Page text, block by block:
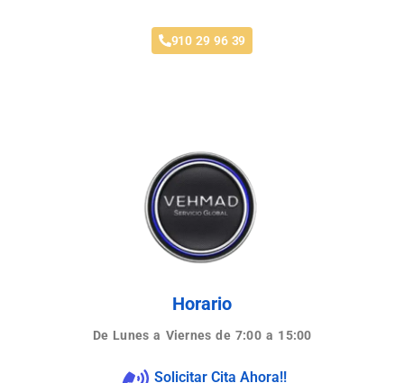
910 29 96 39
Horario
De Lunes a Viernes de 7:00 a 15:00
Solicitar Cita Ahora!!